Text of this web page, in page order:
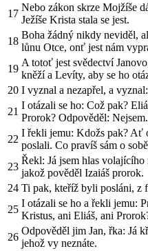
17
Nebo zákon skrze Mojžíše
Ježíše Krista stala se jest.
18
Boha žádný nikdy neviděl,
lůnu Otce, onť jest nám
19
A totoť jest svědectví
kněží a Levíty, aby se ho
20 I vyznal a nezapřel, a
21
I otázali se ho: Což pak?
Prorok? Odpověděl: Nejsem.
22
I řekli jemu: Kdožs pak? Ať
poslali. Co pravíš sám o
23
Řekl: Já jsem hlas volajícího
jakož pověděl Izaiáš prorok.
24 Ti pak, kteříž byli posláni, z
25
I otázali se ho a řekli jemu:
Kristus, ani Eliáš, ani
26
Odpověděl jim Jan, řka: Já
jehož vy neznáte.